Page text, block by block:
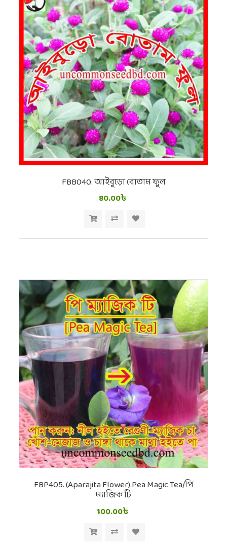
FBB040. আইবুড়ো বোতাম ফুল
80.00৳
FBP405. (Aparajita Flower) Pea Magic Tea/পি
ম্যাজিক টি
100.00৳